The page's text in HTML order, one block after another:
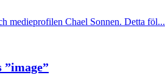
medieprofilen Chael Sonnen. Detta föl...